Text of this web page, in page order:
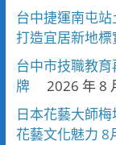
台中捷運南屯
打造宜居新地
台中市技職教
牌
2026 年 8
日本花藝大師
花藝文化魅力 8